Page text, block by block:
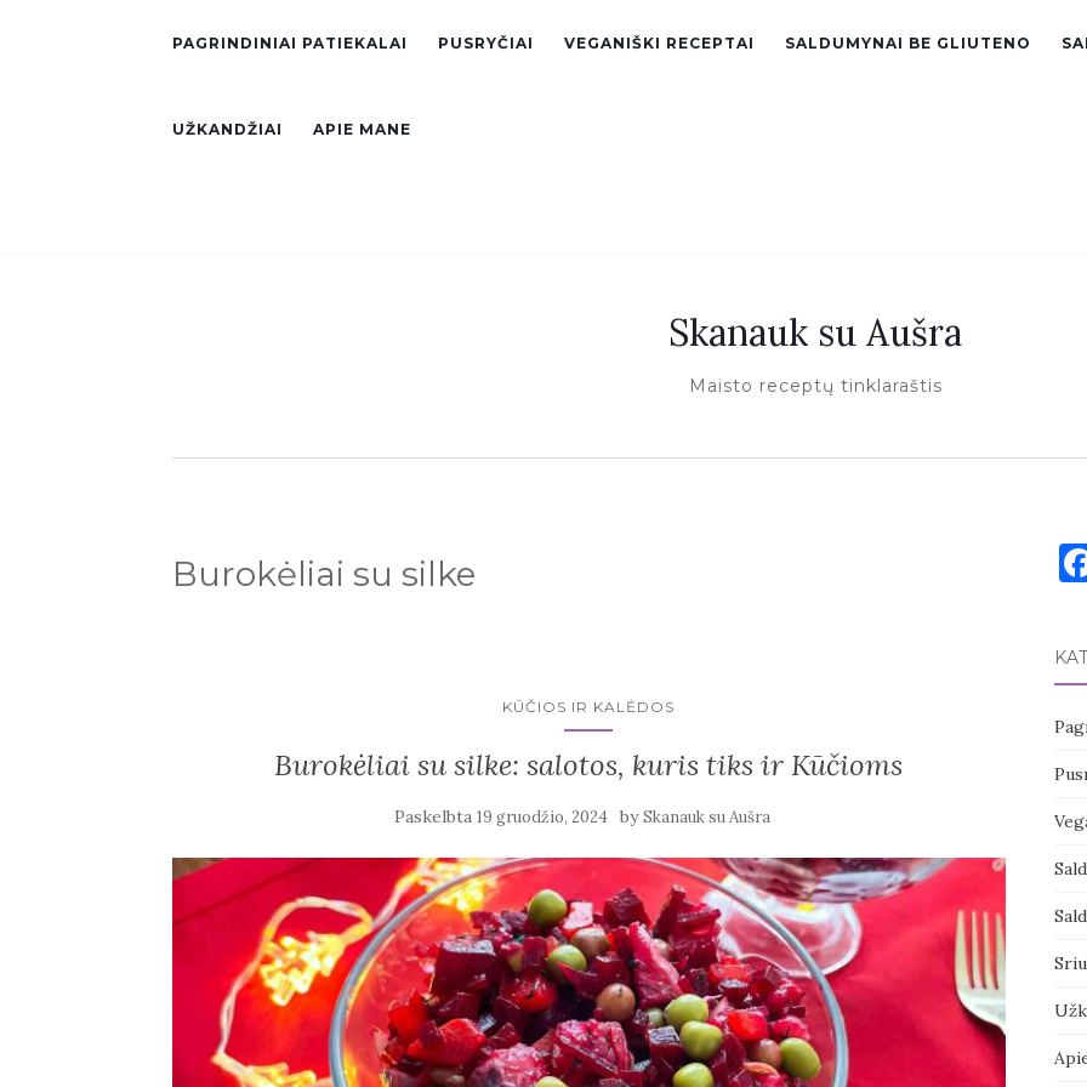
PAGRINDINIAI PATIEKALAI PUSRYČIAI VEGANIŠKI RECEPTAI SALDUMYNAI BE GLIUTENO
UŽKANDŽIAI APIE MANE
Skanauk su Aušra
Maisto receptų tinklaraštis
Burokėliai su silke
KŪČIOS IR KALĖDOS
Burokėliai su silke: salotos, kuris tiks ir Kūčioms
Paskelbta19 gruodžio, 2024 bySkanauk su Aušra